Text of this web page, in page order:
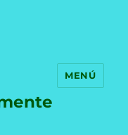
MENÚ